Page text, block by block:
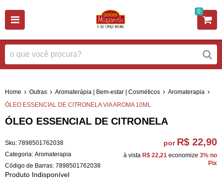
0
Home Outras Aromaterápia | Bem-estar | Cosméticos
Aromaterapia
ÓLEO ESSENCIAL DE CITRONELA VIA AROMA 10ML
ÓLEO ESSENCIAL DE CITRONELA
Sku: 7898501762038
Categoria: Aromaterapia
Código de Barras: 7898501762038
Produto Indisponível
por R$ 22,90
à vista R$ 22,21 economize 3% no
Pix